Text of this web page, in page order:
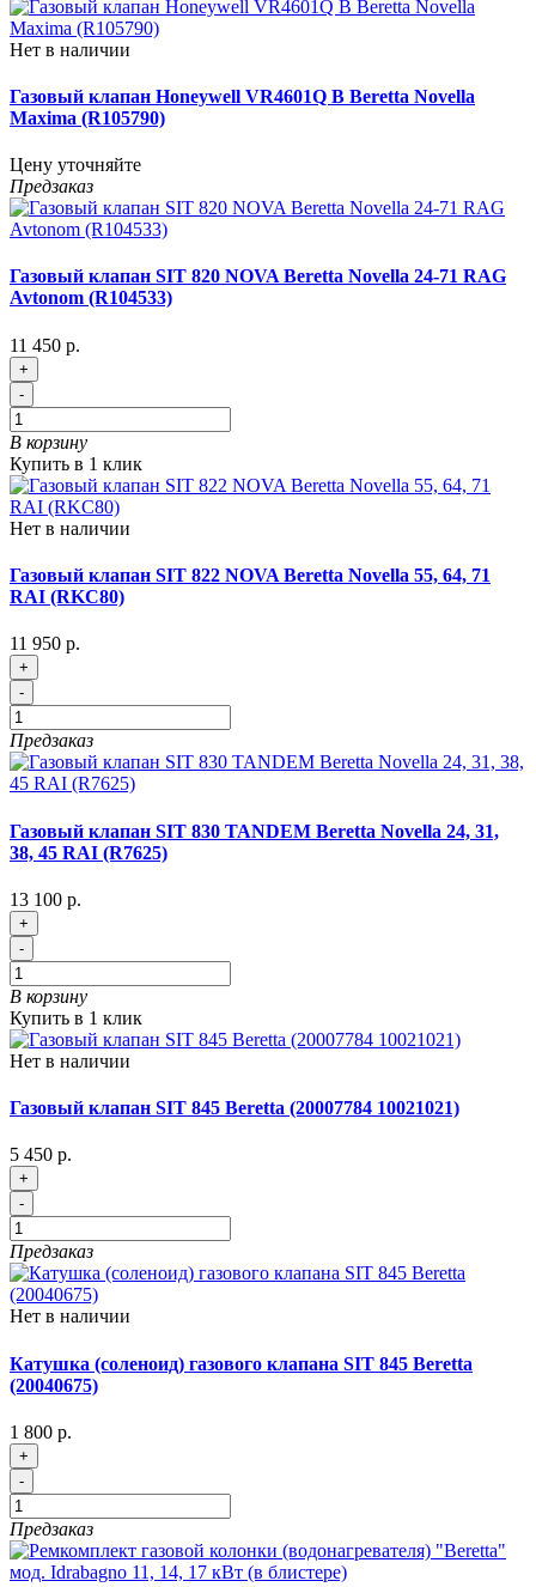
Нет в наличии
Газовый клапан Honeywell VR4601Q B Beretta Novella
Maxima (R105790)
Цену уточняйте
Предзаказ
Газовый клапан SIT 820 NOVA Beretta Novella 24-71 RAG
Avtonom (R104533)
11 450 р.
+
-
В корзину
Купить в 1 клик
Нет в наличии
Газовый клапан SIT 822 NOVA Beretta Novella 55, 64, 71
RAI (RKC80)
11 950 р.
+
-
Предзаказ
Газовый клапан SIT 830 TANDEM Beretta Novella 24, 31,
38, 45 RAI (R7625)
13 100 р.
+
-
В корзину
Купить в 1 клик
Нет в наличии
Газовый клапан SIT 845 Beretta (20007784 10021021)
5 450 р.
+
-
Предзаказ
Нет в наличии
Катушка (соленоид) газового клапана SIT 845 Beretta
(20040675)
1 800 р.
+
-
Предзаказ